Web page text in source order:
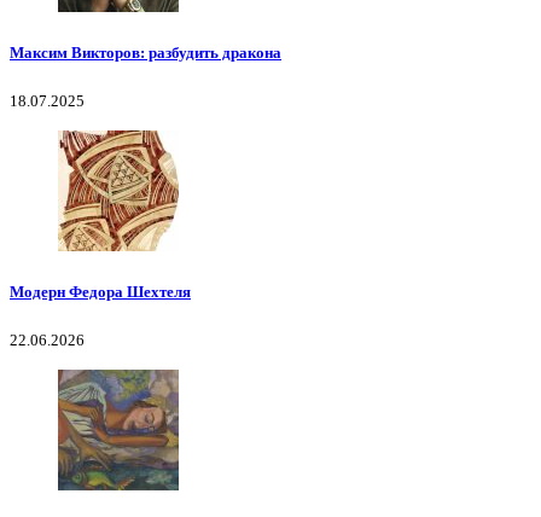
Максим Викторов: разбудить дракона
18.07.2025
Модерн Федора Шехтеля
22.06.2026